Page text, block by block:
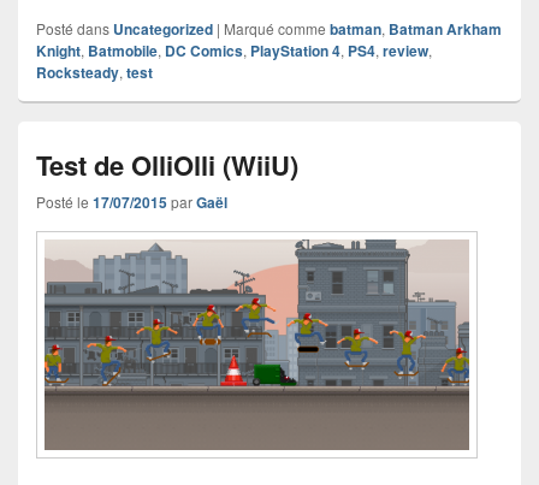
Posté dans Uncategorized | Marqué comme batman, Batman Arkham
Knight, Batmobile, DC Comics, PlayStation 4, PS4, review,
Rocksteady, test
Test de OlliOlli (WiiU)
Posté le 17/07/2015parGaël